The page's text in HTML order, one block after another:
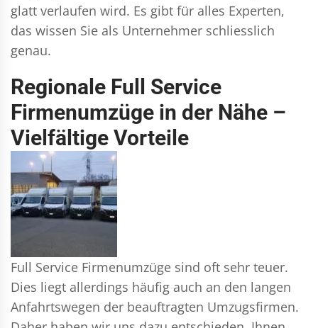
glatt verlaufen wird. Es gibt für alles Experten,
das wissen Sie als Unternehmer schliesslich
genau.
Regionale Full Service
Firmenumzüge in der Nähe –
Vielfältige Vorteile
Full Service Firmenumzüge sind oft sehr teuer.
Dies liegt allerdings häufig auch an den langen
Anfahrtswegen der beauftragten Umzugsfirmen.